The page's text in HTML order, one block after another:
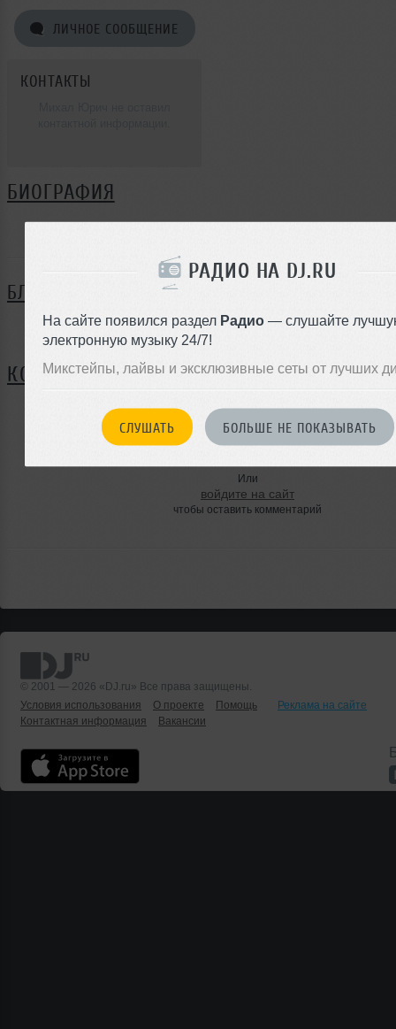
РАДИО НА DJ.RU
На сайте появился раздел Радио — слушайте
электронную музыку 24/7!
Микстейпы, лайвы и эксклюзивные сеты от лучших
СЛУШАТЬ БОЛЬШЕ НЕ ПОКАЗЫВАТЬ
ЛИЧНОЕ СООБЩЕНИЕ
КОНТАКТЫ
БИОГРАФИЯ
БЛОГ
Нет записей в блоге
КОММЕНТАРИИ
ЗАРЕГИСТРИРУЙТЕСЬ
Или
войдите на сайт
чтобы оставить комментарий
© 2001 — 2026 «DJ.ru» Все права защищены.
Условия использования
О проекте Помощь
Реклама на сайте
Контактная информация
Вакансии